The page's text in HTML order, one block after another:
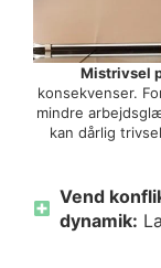
Mistrivsel
konsekvenser.
mindre
kan dårlig
Vend
dynamik: